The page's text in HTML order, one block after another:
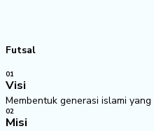
Futsal
01
Visi
Membentuk generasi islami
02
Misi